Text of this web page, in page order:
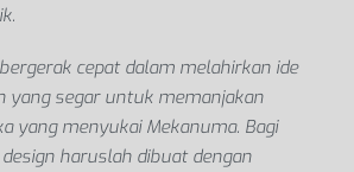
cepat dalam melahirkan ide
yang segar untuk memanjakan
yang menyukai Mekanuma. Bagi
design haruslah dibuat dengan